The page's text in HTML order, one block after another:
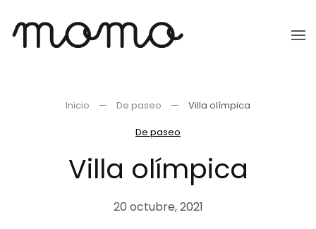
Ir
Inicio De paseo
Villa olímpica
De paseo
Villa olímpica
20 octubre, 2021